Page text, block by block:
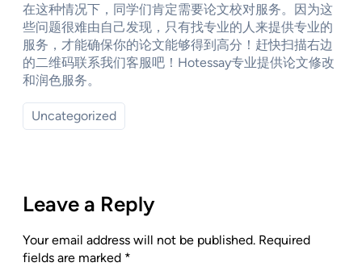
在这种情况下，同学们肯定需要论文校对服务。因为这
些问题很难由自己发现，只有找专业的人来提供专业的
服务，才能确保你的论文能够得到高分！赶快扫描右边
的二维码联系我们客服吧！Hotessay专业提供论文修改
和润色服务。
Uncategorized
Leave a Reply
Your email address will not be published. Required
fields are marked *